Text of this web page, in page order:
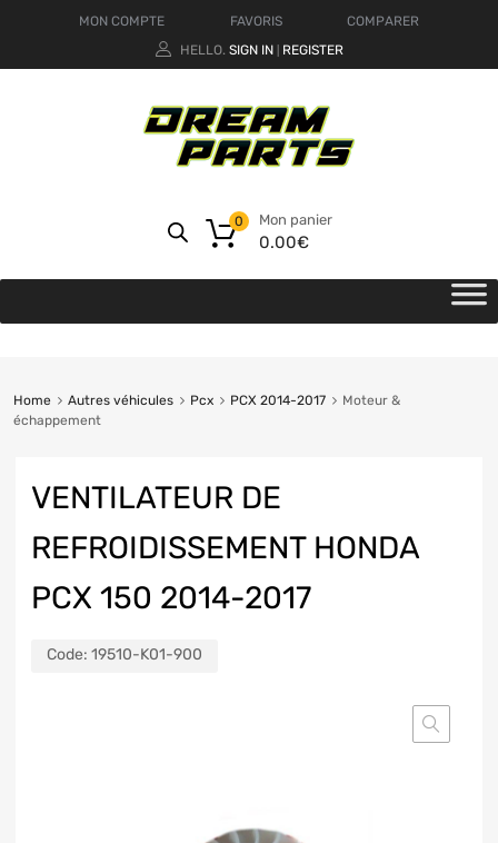
MON COMPTE FAVORIS
COMPARER
HELLO. SIGN IN REGISTER
Mon panier
0.00€
0
Home Autres véhicules Pcx PCX 2014-2017
Moteur &
échappement
VENTILATEUR DE
REFROIDISSEMENT HONDA
PCX 150 2014-2017
Code: 19510-K01-900